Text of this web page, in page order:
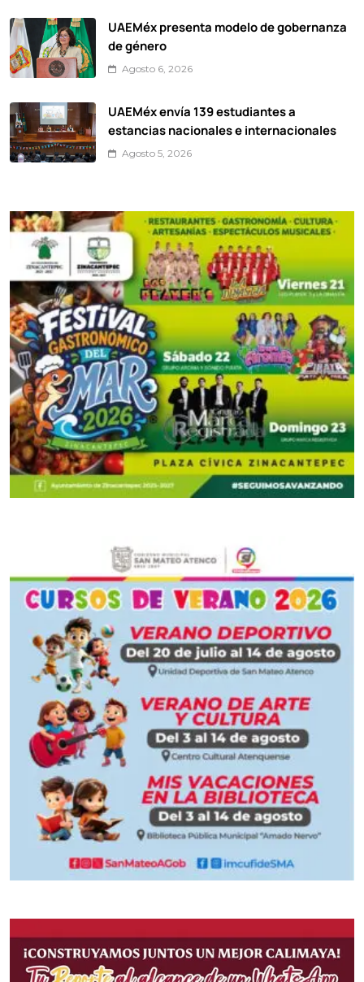
UAEMéx presenta modelo de gobernanza
de género
Agosto 6, 2026
UAEMéx envía 139 estudiantes a
estancias nacionales e internacionales
Agosto 5, 2026